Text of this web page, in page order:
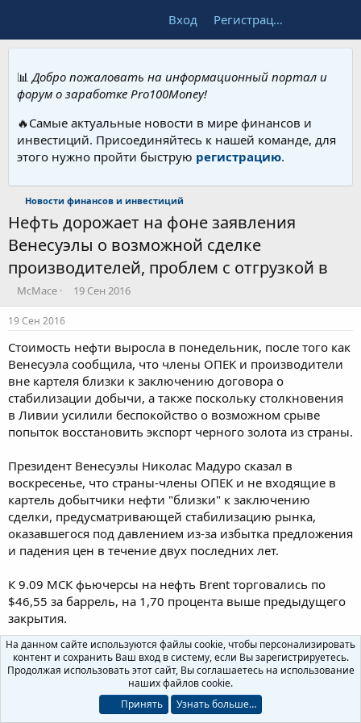
Вход Регистрация
📊 Добро пожаловать на информационный портал и
форум о заработке Pro100Money!
🔥Самые актуальные новости в мире финансов и
инвестиций. Присоединяйтесь к нашей команде, для
этого нужно пройти быструю регистрацию.
Новости финансов и инвестиций
Нефть дорожает на фоне заявления
Венесуэлы о возможной сделке
производителей, проблем с отгрузкой в
А
в
т
р
т
е
ы
McMace
Д
а
н
а
ч
л
а
19 Сен 2016
19 Сен 2016
Стоимость нефти выросла в понедельник, после того как
Венесуэла сообщила, что члены ОПЕК и производители
вне картеля близки к заключению договора о
стабилизации добычи, а также поскольку столкновения
в Ливии усилили беспокойство о возможном срыве
попыток восстановить экспорт черного золота из страны.
Президент Венесуэлы Николас Мадуро сказал в
воскресенье, что страны-члены ОПЕК и не входящие в
картель добытчики нефти "близки" к заключению
сделки, предусматривающей стабилизацию рынка,
оказавшегося под давлением из-за избытка предложения
и падения цен в течение двух последних лет.
К 9.09 МСК фьючерсы на нефть Brent торговались по
$46,55 за баррель, на 1,70 процента выше предыдущего
закрытия.
Фьючерсы на американскую марку WTI выросли на 1,81
процента до $43,81 за баррель.
Рост цен на нефть отражает реакцию рынков на
комментарии Венесуэлы о вероятности соглашения
На данном сайте используются файлы cookie, чтобы персонализировать
контент и сохранить Ваш вход в систему, если Вы зарегистрируетесь.
Продолжая использовать этот сайт, Вы соглашаетесь на использование
наших файлов cookie.
Принять
Узнать больше…